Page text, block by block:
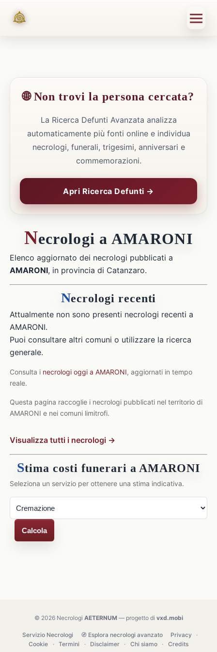
🌐 Non trovi la persona cercata?
La Ricerca Defunti Avanzata analizza
automaticamente più fonti online e individua
necrologi, funerali, trigesimi, anniversari e
commemorazioni.
Apri Ricerca Defunti →
Necrologi a AMARONI
Elenco aggiornato dei necrologi pubblicati a
AMARONI, in provincia di Catanzaro.
Necrologi recenti
Attualmente non sono presenti necrologi recenti a
AMARONI.
Puoi consultare altri comuni o utilizzare la ricerca
generale.
Consulta i necrologi oggi a AMARONI, aggiornati in tempo
reale.
Questa pagina raccoglie i necrologi pubblicati nel territorio di
AMARONI e nei comuni limitrofi.
Visualizza tutti i necrologi →
Stima costi funerari a AMARONI
Seleziona un servizio per ottenere una stima indicativa.
Calcola
© 2026 Necrologi AETERNUM— progetto di vxd.mobi
Servizio Necrologi 🧭 Esplora necrologi avanzato Privacy
·
Cookie
· Termini · Disclaimer · Chi siamo · Credits